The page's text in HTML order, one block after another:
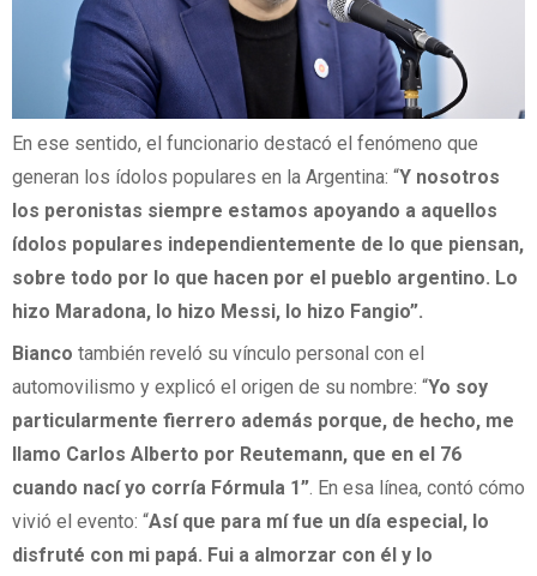
En ese sentido, el funcionario destacó el fenómeno que
generan los ídolos populares en la Argentina: “Y nosotros
los peronistas siempre estamos apoyando a aquellos
ídolos populares independientemente de lo que piensan,
sobre todo por lo que hacen por el pueblo argentino. Lo
hizo Maradona, lo hizo Messi, lo hizo Fangio”.
Bianco también reveló su vínculo personal con el
automovilismo y explicó el origen de su nombre: “Yo soy
particularmente fierrero además porque, de hecho, me
llamo Carlos Alberto por Reutemann, que en el 76
cuando nací yo corría Fórmula 1”. En esa línea, contó cómo
vivió el evento: “Así que para mí fue un día especial, lo
disfruté con mi papá. Fui a almorzar con él y lo